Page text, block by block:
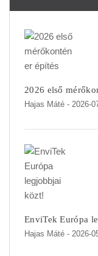
2026 első
Hajas Máté - 2026-
EnviTek Európa
Hajas Máté - 2026-